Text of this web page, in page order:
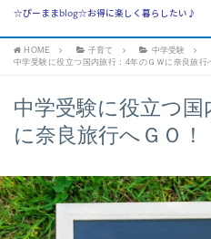
☆ぴーままblog☆お得に楽しく暮らしたい♪
HOME 子育て
中学受験
中学受験に役立つ国内旅行：4年のＧＷに奈良旅行
中学受験に役立つ国
に奈良旅行へＧＯ！